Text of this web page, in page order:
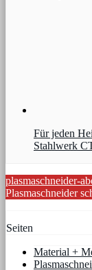
Für jeden
Stahlwerk
plasmaschneider-
Plasmaschneider
Seiten
Material +